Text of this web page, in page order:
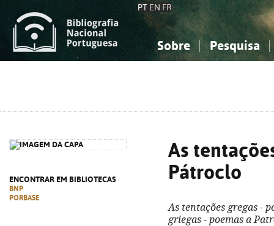
PT EN FR
Sobre Pesquisa
ENCONTRAR EM BIBLIOTECAS
BNP
PORBASE
As
Pátroclo
As tentações gregas -
griegas - poemas a